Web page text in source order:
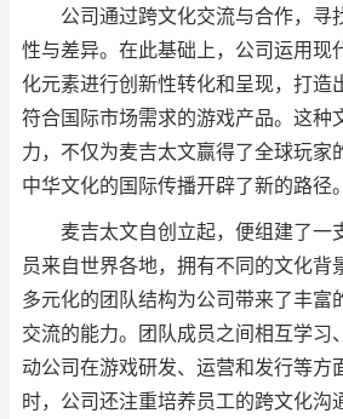
公司通过跨文化交流与合作，寻
性与差异。在此基础上，公司运用现
化元素进行创新性转化和呈现，打造
符合国际市场需求的游戏产品。这种
力，不仅为麦吉太文赢得了全球玩家
中华文化的国际传播开辟了新的路径。
麦吉太文自创立起，便组建了一
员来自世界各地，拥有不同的文化背
多元化的团队结构为公司带来了丰富
交流的能力。团队成员之间相互学习
动公司在游戏研发、运营和发行等方
时，公司还注重培养员工的跨文化沟